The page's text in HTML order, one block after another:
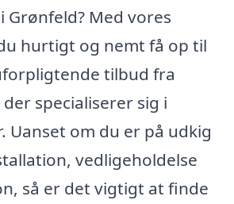
Grønfeld? Med vores
hurtigt og nemt få op til
tilbud fra
specialiserer sig i
Uanset om du er på udkig
vedligeholdelse
så er det vigtigt at finde